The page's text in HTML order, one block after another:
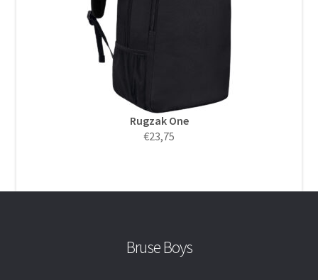
Rugzak One
€23,75
Bruse Boys